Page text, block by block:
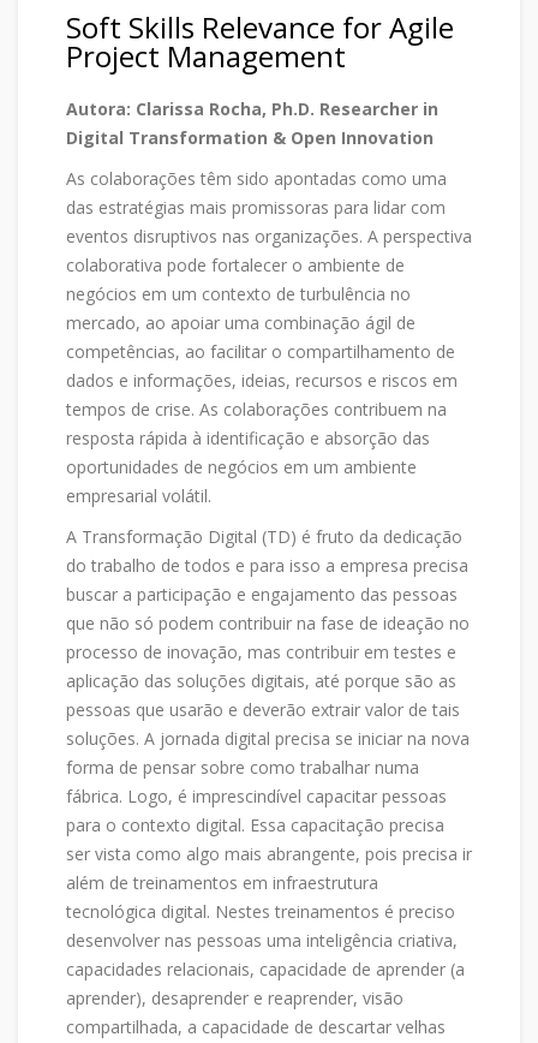
Soft Skills Relevance for Agile
Project Management
Autora: Clarissa Rocha, Ph.D. Researcher in
Digital Transformation & Open Innovation
As colaborações têm sido apontadas como uma
das estratégias mais promissoras para lidar com
eventos disruptivos nas organizações. A perspectiva
colaborativa pode fortalecer o ambiente de
negócios em um contexto de turbulência no
mercado, ao apoiar uma combinação ágil de
competências, ao facilitar o compartilhamento de
dados e informações, ideias, recursos e riscos em
tempos de crise. As colaborações contribuem na
resposta rápida à identificação e absorção das
oportunidades de negócios em um ambiente
empresarial volátil.
A Transformação Digital (TD) é fruto da dedicação
do trabalho de todos e para isso a empresa precisa
buscar a participação e engajamento das pessoas
que não só podem contribuir na fase de ideação no
processo de inovação, mas contribuir em testes e
aplicação das soluções digitais, até porque são as
pessoas que usarão e deverão extrair valor de tais
soluções. A jornada digital precisa se iniciar na nova
forma de pensar sobre como trabalhar numa
fábrica. Logo, é imprescindível capacitar pessoas
para o contexto digital. Essa capacitação precisa
ser vista como algo mais abrangente, pois precisa ir
além de treinamentos em infraestrutura
tecnológica digital. Nestes treinamentos é preciso
desenvolver nas pessoas uma inteligência criativa,
capacidades relacionais, capacidade de aprender (a
aprender), desaprender e reaprender, visão
compartilhada, a capacidade de descartar velhas